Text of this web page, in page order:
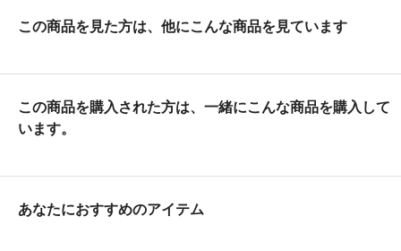
この商品を見た方は、他にこんな商品を見ています
この商品を購入された方は、一緒にこんな商品を購入して
います。
あなたにおすすめのアイテム